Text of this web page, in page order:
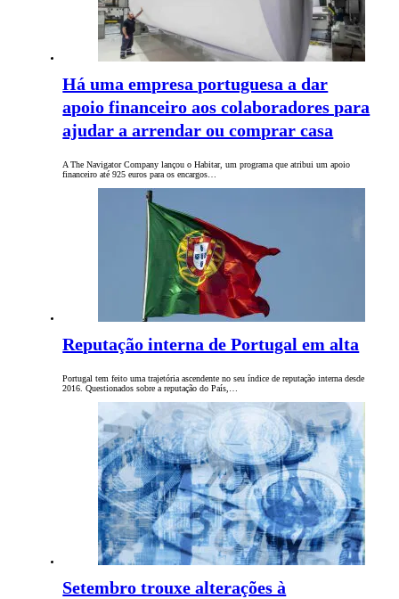
Há uma empresa portuguesa a dar
apoio financeiro aos colaboradores para
ajudar a arrendar ou comprar casa
A The Navigator Company lançou o Habitar, um programa que atribui um apoio
financeiro até 925 euros para os encargos…
Reputação interna de Portugal em alta
Portugal tem feito uma trajetória ascendente no seu índice de reputação interna desde
2016. Questionados sobre a reputação do País,…
Setembro trouxe alterações à